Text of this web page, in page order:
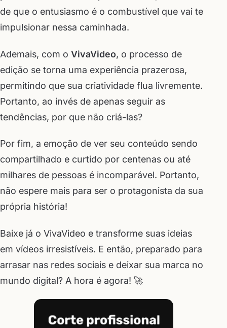
de que o entusiasmo é o combustível que vai te
impulsionar nessa caminhada.
Ademais, com o VivaVideo, o processo de
edição se torna uma experiência prazerosa,
permitindo que sua criatividade flua livremente.
Portanto, ao invés de apenas seguir as
tendências, por que não criá-las?
Por fim, a emoção de ver seu conteúdo sendo
compartilhado e curtido por centenas ou até
milhares de pessoas é incomparável. Portanto,
não espere mais para ser o protagonista da sua
própria história!
Baixe já o VivaVideo e transforme suas ideias
em vídeos irresistíveis. E então, preparado para
arrasar nas redes sociais e deixar sua marca no
mundo digital? A hora é agora! 🚀